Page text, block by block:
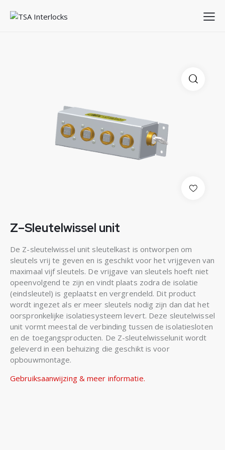
Z–Sleutelwissel unit
De Z-sleutelwissel unit sleutelkast is ontworpen om
sleutels vrij te geven en is geschikt voor het vrijgeven van
maximaal vijf sleutels. De vrijgave van sleutels hoeft niet
opeenvolgend te zijn en vindt plaats zodra de isolatie
(eindsleutel) is geplaatst en vergrendeld. Dit product
wordt ingezet als er meer sleutels nodig zijn dan dat het
oorspronkelijke isolatiesysteem levert. Deze sleutelwissel
unit vormt meestal de verbinding tussen de isolatiesloten
en de toegangsproducten. De Z-sleutelwisselunit wordt
geleverd in een behuizing die geschikt is voor
opbouwmontage.
Gebruiksaanwijzing & meer informatie.